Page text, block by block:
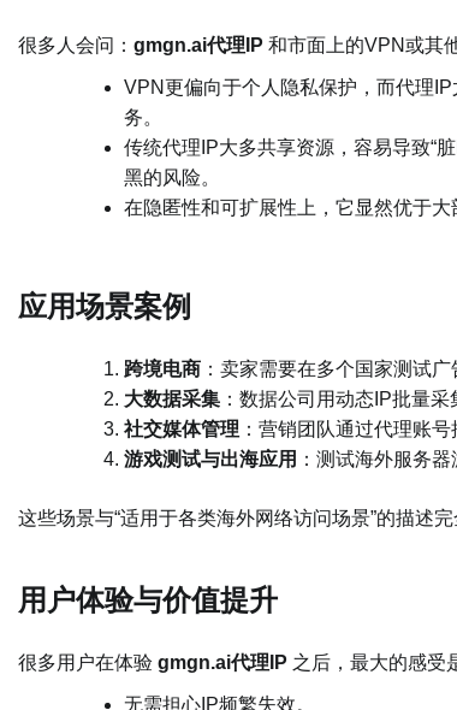
很多人会问： gmgn.ai代理IP 和市面上的VPN或其
VPN更偏向于个人隐私保护，而代理
务。
传统代理IP大多共享资源，容易导致“
黑的风险。
在隐匿性和可扩展性上，它显然优于大
应用场景案例
跨境电商 ：卖家需要在多个国家测试广
大数据采集 ：数据公司用动态IP批量
社交媒体管理 ：营销团队通过代理账
游戏测试与出海应用 ：测试海外服务
这些场景与“适用于各类海外网络访问场景”的描述
用户体验与价值提升
很多用户在体验 gmgn.ai代理IP 之后，最大的感受
无需担心IP频繁失效。